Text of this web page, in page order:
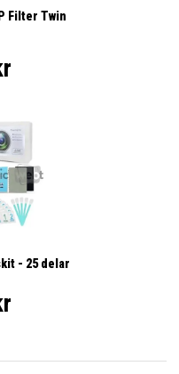
Filter Twin
- 25 delar